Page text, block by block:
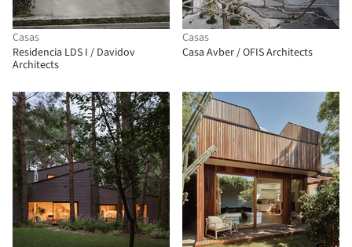
Casas
Residencia LDS I / Davidov
Architects
Casas
Casa Avber / OFIS Architects